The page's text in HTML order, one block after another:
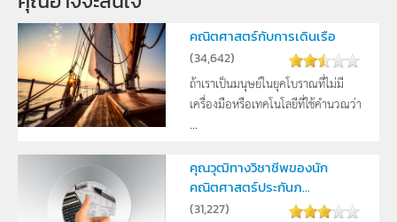
คณิตศาสตร์กับการเดินเรือ
(34,642)
ถ้าเราเป็นมนุษย์ในยุคโบราณที่ไม่มี
เครื่องมือหรือเทคโนโลยีที่ใช้คำนวณว่า
...
คุณวุฒิทางวิชาชีพของนัก
คณิตศาสตร์ประกันภ...
(31,227)